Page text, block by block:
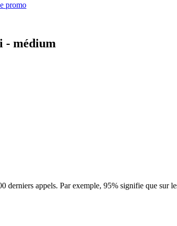
promo
- médium
derniers appels. Par exemple, 95% signifie que sur